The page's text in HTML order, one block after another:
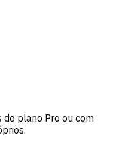
do plano Pro ou com